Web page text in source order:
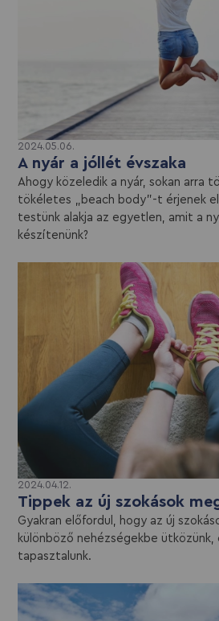
2024.05.06.
A nyár a jóllét évszaka
Ahogy közeledik a nyár, sokan arra
tökéletes „beach body”-t érjenek
testünk alakja az egyetlen, amit a
készítenünk?
2024.04.12.
Tippek az új szokások
Gyakran előfordul, hogy az új
különböző nehézségekbe ütközünk,
tapasztalunk.